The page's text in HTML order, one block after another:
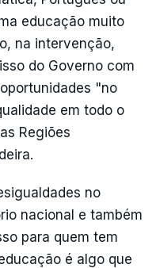
educação muito
na intervenção,
do Governo com
"no
em todo o
Regiões
no
nacional e também
para quem tem
é algo que